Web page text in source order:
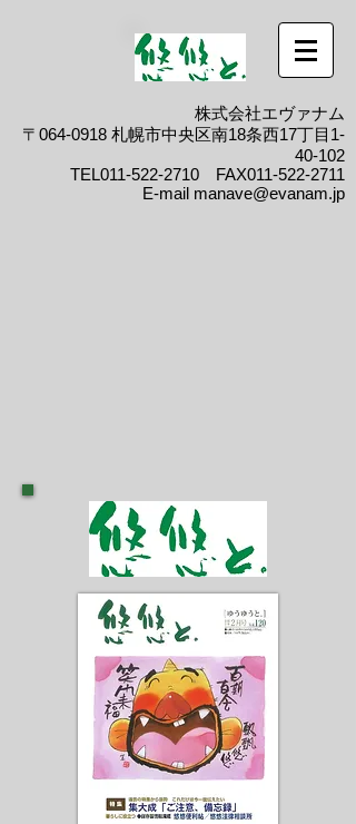
株式会社エヴァナム
〒064-0918 札幌市中央区南18条西17丁目1-
40-102
​TEL011-522-2710 FAX011-522-2711
E-mail manave@evanam.jp